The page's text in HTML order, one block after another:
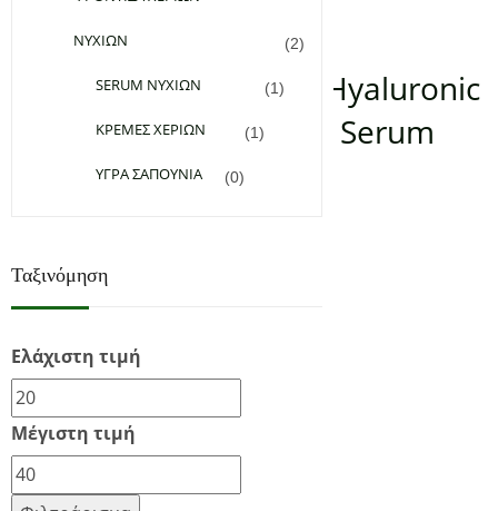
ΝΥΧΙΩΝ (2)
SERUM ΝΥΧΙΩΝ (1)
ΚΡΕΜΕΣ ΧΕΡΙΩΝ (1)
ΥΓΡΑ ΣΑΠΟΥΝΙΑ (0)
Ταξινόμηση
Ελάχιστη τιμή
Μέγιστη τιμή
Mesotherapy DMAE & Hyaluronic
Acid Firming Anti-Aging Serum
Εξαντλημένο